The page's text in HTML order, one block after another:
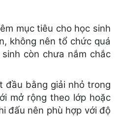
mục tiêu cho học sinh
không nên tổ chức quá
còn chưa nắm chắc
đầu bằng giải nhỏ trong
mở rộng theo lớp hoặc
đấu nên phù hợp với độ